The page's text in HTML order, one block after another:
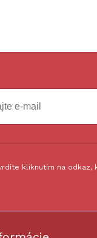
kliknutím na odkaz,